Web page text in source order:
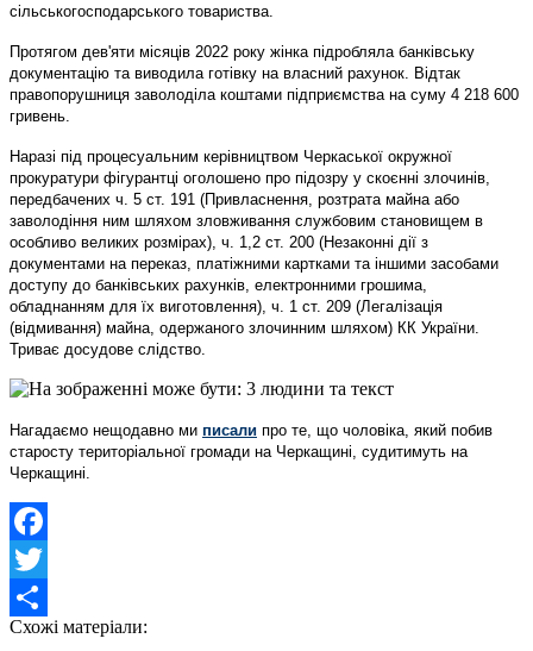
сільськогосподарського товариства.
Протягом дев'яти місяців 2022 року жінка підробляла банківську
документацію та виводила готівку на власний рахунок. Відтак
правопорушниця заволоділа коштами підприємства на суму 4 218 600
гривень.
Наразі під процесуальним керівництвом Черкаської окружної
прокуратури фігурантці оголошено про підозру у скоєнні злочинів,
передбачених ч. 5 ст. 191 (Привласнення, розтрата майна або
заволодіння ним шляхом зловживання службовим становищем в
особливо великих розмірах), ч. 1,2 ст. 200 (Незаконні дії з
документами на переказ, платіжними картками та іншими засобами
доступу до банківських рахунків, електронними грошима,
обладнанням для їх виготовлення), ч. 1 ст. 209 (Легалізація
(відмивання) майна, одержаного злочинним шляхом) КК України.
Триває досудове слідство.
Нагадаємо нещодавно ми писали про те, що чоловіка, який побив
старосту територіальної громади на Черкащині, судитимуть на
Черкащині.
Facebook
Twitter
Share
Схожі матеріали: